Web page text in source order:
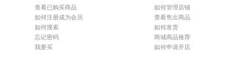
查看已购买商品
如何注册成为会员
如何搜索
忘记密码
我要买
如何管理店铺
查看售出商品
如何发货
商城商品推荐
如何申请开店